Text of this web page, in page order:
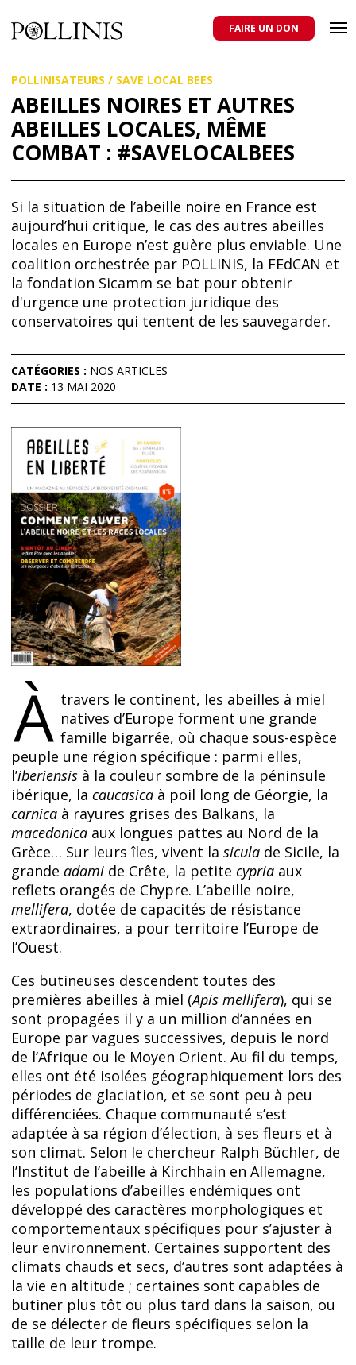
au
contenu
principal
domestiques et sauvages, et pour une agriculture qui respecte tous
les pollinisateurs
FAIRE UN DON
POLLINISATEURS / SAVE LOCAL BEES
ABEILLES NOIRES ET AUTRES
ABEILLES LOCALES, MÊME
COMBAT : #SAVELOCALBEES
Si la situation de l’abeille noire en France est
aujourd’hui critique, le cas des autres abeilles
locales en Europe n’est guère plus enviable. Une
coalition orchestrée par POLLINIS, la FEdCAN et
la fondation Sicamm se bat pour obtenir
d'urgence une protection juridique des
conservatoires qui tentent de les sauvegarder.
CATÉGORIES : NOS ARTICLES
DATE : 13 MAI 2020
À travers le continent, les abeilles à miel
natives d’Europe forment une grande
famille bigarrée, où chaque sous-espèce
peuple une région spécifique : parmi elles,
l’iberiensis à la couleur sombre de la péninsule
ibérique, la caucasica à poil long de Géorgie, la
carnica à rayures grises des Balkans, la
macedonica aux longues pattes au Nord de la
Grèce… Sur leurs îles, vivent la sicula de Sicile, la
grande adami de Crête, la petite cypria aux
reflets orangés de Chypre. L’abeille noire,
mellifera, dotée de capacités de résistance
extraordinaires, a pour territoire l’Europe de
l’Ouest.
Ces butineuses descendent toutes des
premières abeilles à miel (Apis mellifera), qui se
sont propagées il y a un million d’années en
Europe par vagues successives, depuis le nord
de l’Afrique ou le Moyen Orient. Au fil du temps,
elles ont été isolées géographiquement lors des
périodes de glaciation, et se sont peu à peu
différenciées. Chaque communauté s’est
adaptée à sa région d’élection, à ses fleurs et à
son climat. Selon le chercheur Ralph Büchler, de
l’Institut de l’abeille à Kirchhain en Allemagne,
les populations d’abeilles endémiques ont
développé des caractères morphologiques et
comportementaux spécifiques pour s’ajuster à
leur environnement. Certaines supportent des
climats chauds et secs, d’autres sont adaptées à
la vie en altitude ; certaines sont capables de
butiner plus tôt ou plus tard dans la saison, ou
de se délecter de fleurs spécifiques selon la
taille de leur trompe.